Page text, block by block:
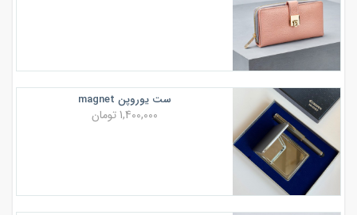
ست یوروپن magnet
1,400,000 تومان